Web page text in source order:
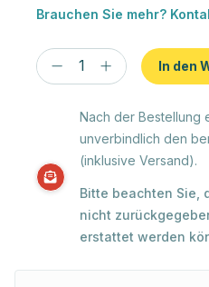
Brauchen Sie mehr?
In den
Nach der Bestellung
unverbindlich den
(inklusive Versand).
Bitte beachten Sie,
nicht
erstattet werden